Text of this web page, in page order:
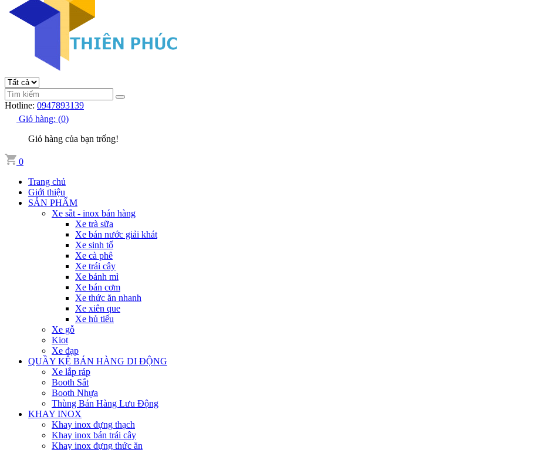
Hotline: 0947893139
Giỏ hàng: (0)
Giỏ hàng của bạn trống!
0
Trang chủ
Giới thiệu
SẢN PHẨM
Xe sắt - inox bán hàng
Xe trà sữa
Xe bán nước giải khát
Xe sinh tố
Xe cà phê
Xe trái cây
Xe bánh mì
Xe bán cơm
Xe thức ăn nhanh
Xe xiên que
Xe hủ tiếu
Xe gỗ
Kiot
Xe đạp
QUẦY KỆ BÁN HÀNG DI ĐỘNG
Xe lắp ráp
Booth Sắt
Booth Nhựa
Thùng Bán Hàng Lưu Động
KHAY INOX
Khay inox đựng thạch
Khay inox bán trái cây
Khay inox đựng thức ăn